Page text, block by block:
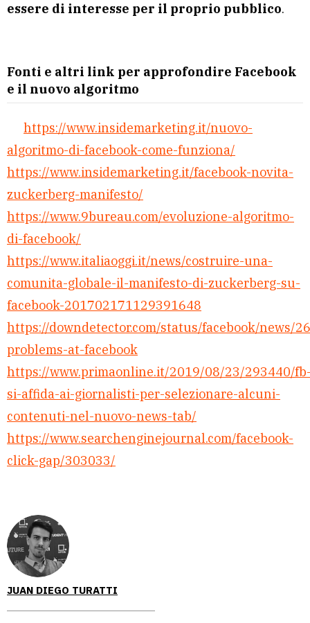
JUAN DIEGO TURATTI
essere di interesse per il proprio pubblico.
Fonti e altri link per approfondire Facebook
e il nuovo algoritmo
https://www.insidemarketing.it/nuovo-
algoritmo-di-facebook-come-funziona/
https://www.insidemarketing.it/facebook-novita-
zuckerberg-manifesto/
https://www.9bureau.com/evoluzione-algoritmo-
di-facebook/
https://www.italiaoggi.it/news/costruire-una-
comunita-globale-il-manifesto-di-zuckerberg-su-
facebook-201702171129391648
https://downdetector.com/status/facebook/news/
problems-at-facebook
https://www.primaonline.it/2019/08/23/293440/
si-affida-ai-giornalisti-per-selezionare-alcuni-
contenuti-nel-nuovo-news-tab/
https://www.searchenginejournal.com/facebook-
click-gap/303033/